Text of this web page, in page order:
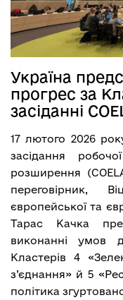
Україна
прогрес за
засіданні
17 лютого 2026
засідання
розширення
переговірник,
європейської та
Тарас Качка
виконанні
Кластерів 4
з’єднання» й 5
політика